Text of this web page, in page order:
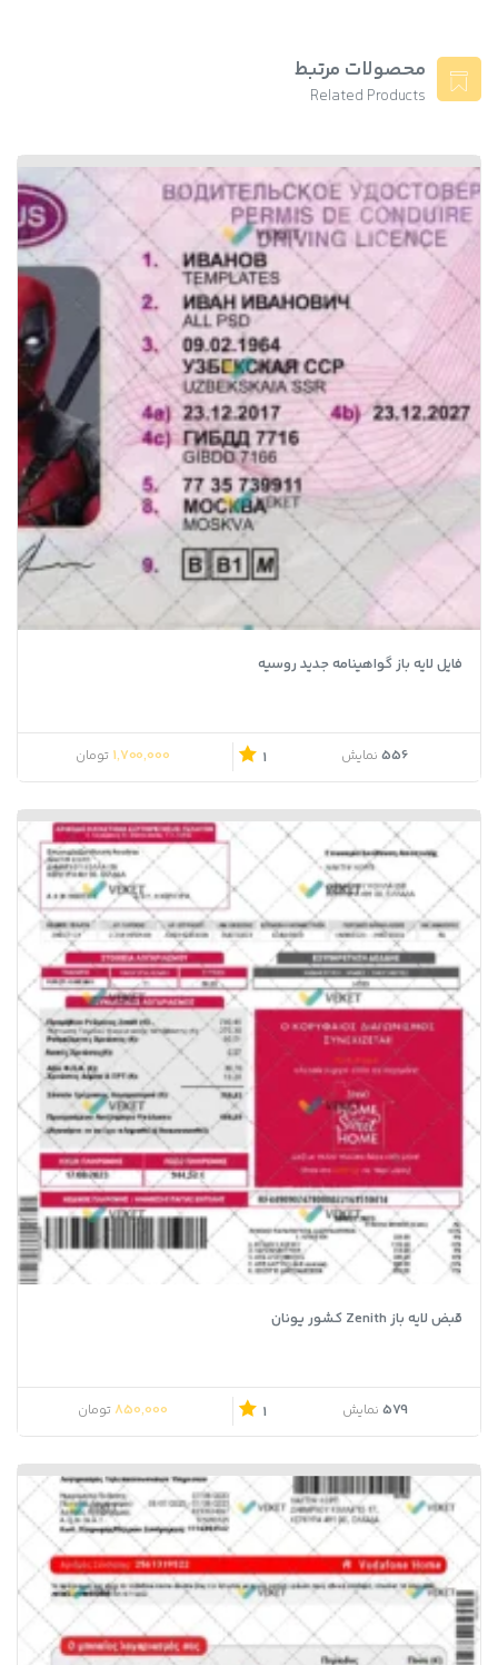
محصولات مرتبط
Related Products
فایل لایه باز گواهینامه جدید روسیه
556 نمایش 1
1,700,000 تومان
قبض لایه باز Zenith کشور یونان
579 نمایش 1
850,000 تومان